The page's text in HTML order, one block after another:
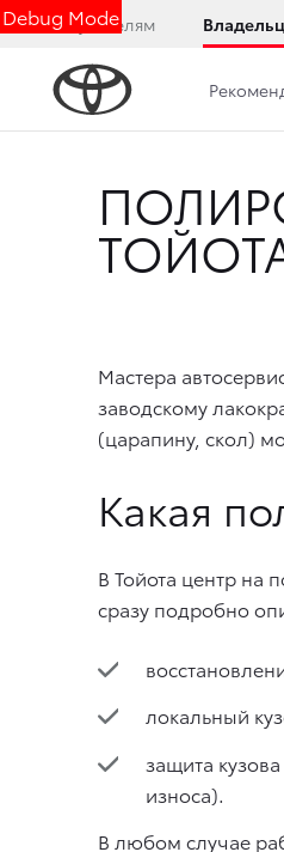
Debug Mode
Покупателям
Мастера
заводскому
(царапину, скол)
Какая
В Тойота центр на
сразу подробно
локальный
защита
износа).
В любом случае